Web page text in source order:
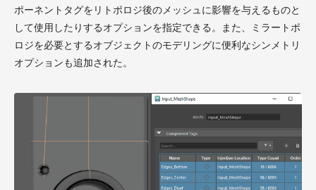
ポーネントタグをリトポロジ後のメッシュに影響を与えるものと
して使用したりするオプションを指定できる。また、ミラートポ
ロジを必要とするオブジェクトのモデリングに便利なシンメトリ
オプションも追加された。